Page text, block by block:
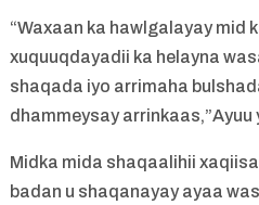
“Waxaan ka hawlgalayay mid
xuquuqdayadii ka helayna
shaqada iyo arrimaha
dhammeysay
Midka mida shaqaalihii
badan u shaqanayay ayaa